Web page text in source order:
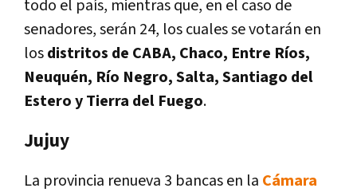
todo el país, mientras que, en el caso de
senadores, serán 24, los cuales se votarán en
losdistritos de CABA, Chaco, Entre Ríos,
Neuquén, Río Negro, Salta, Santiago del
Estero y Tierra del Fuego.
Jujuy
La provincia renueva 3 bancas en la Cámara